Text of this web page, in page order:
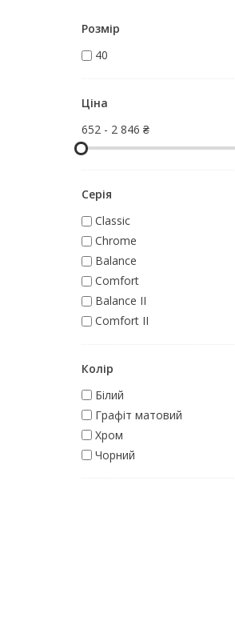
Розмір
40
Ціна
652 - 2 846 ₴
Серія
Classic
Chrome
Balance
Comfort
Balance II
Comfort II
Колір
Білий
Графіт матовий
Хром
Чорний